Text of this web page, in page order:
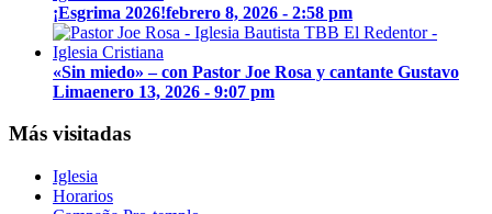
¡Esgrima 2026!febrero 8, 2026 - 2:58 pm
«Sin miedo» – con Pastor Joe Rosa y cantante Gustavo
Limaenero 13, 2026 - 9:07 pm
Más visitadas
Iglesia
Horarios